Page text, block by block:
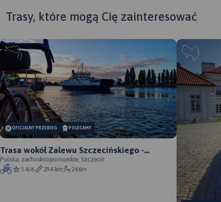
Trasy, które mogą Cię zainteresować
OFICJALNY PRZEBIEG POLECAMY
Trasa wokół Zalewu Szczecińskiego -
oficjalny przebieg szlaku
Polska, zachodniopomorskie, Szczecin
5.4/6
294 km 266m